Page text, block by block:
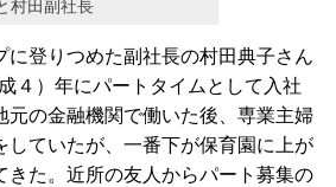
村田副社長
登りつめた副社長の村田典子さん
４）年にパートタイムとして入社
元の金融機関で働いた後、専業主婦
していたが、一番下が保育園に上が
きた。近所の友人からパート募集の